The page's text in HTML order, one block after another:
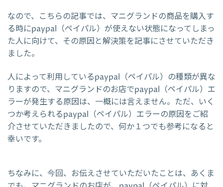
なので、こちらの記事では、マニグランドの商品を購入す
る時にpaypal（ペイパル）が使えない状態になってしまっ
た人に向けて、その原因と解決策を記事にさせていただき
ました。
人によって利用しているpaypal（ペイパル）の種類が異な
りますので、マニグランドのお店でpaypal（ペイパル）エ
ラーが発生する原因は、一概には言えません。ただ、いく
つか考えられるpaypal（ペイパル）エラーの原因をご紹
介させていただきましたので、何か１つでも参考になると
幸いです。
ちなみに、今回、お伝えさせていただいたことは、あくま